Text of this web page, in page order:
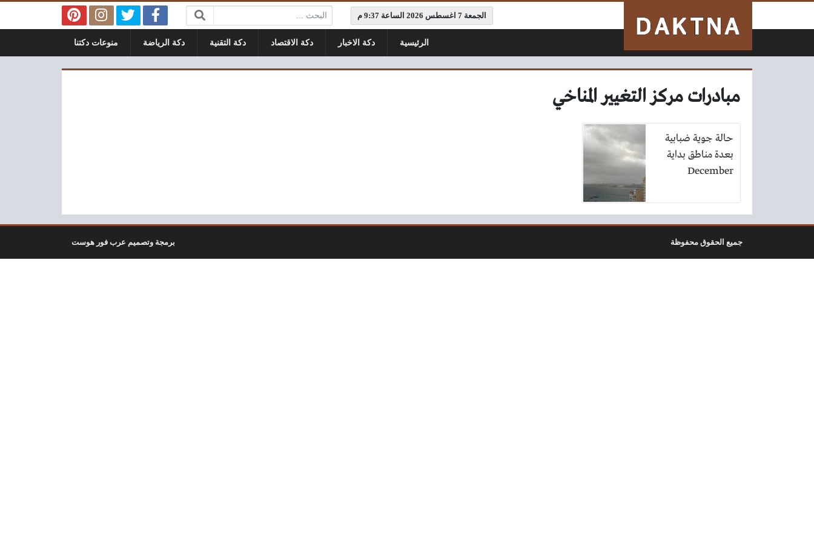
الجمعة 7 اغسطس 2026 الساعة 9:37 م البحث:
الرئيسية دكة الاخبار دكة الاقتصاد دكة التقنية دكة الرياضة منوعات دكتنا
مبادرات مركز التغيير المناخي
حالة جوية ضبابية
بعدة مناطق بداية
December
جميع الحقوق محفوظة برمجة وتصميم عرب فور هوست